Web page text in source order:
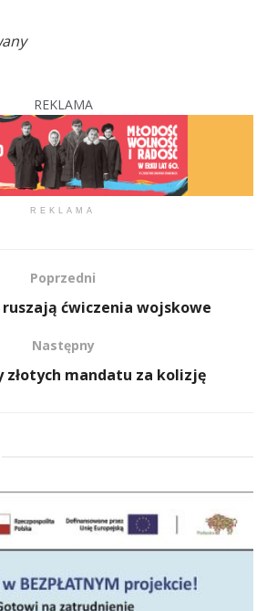
REKLAMA
REKLAMA
Poprzedni
ćwiczenia wojskowe
Następny
złotych mandatu za kolizję